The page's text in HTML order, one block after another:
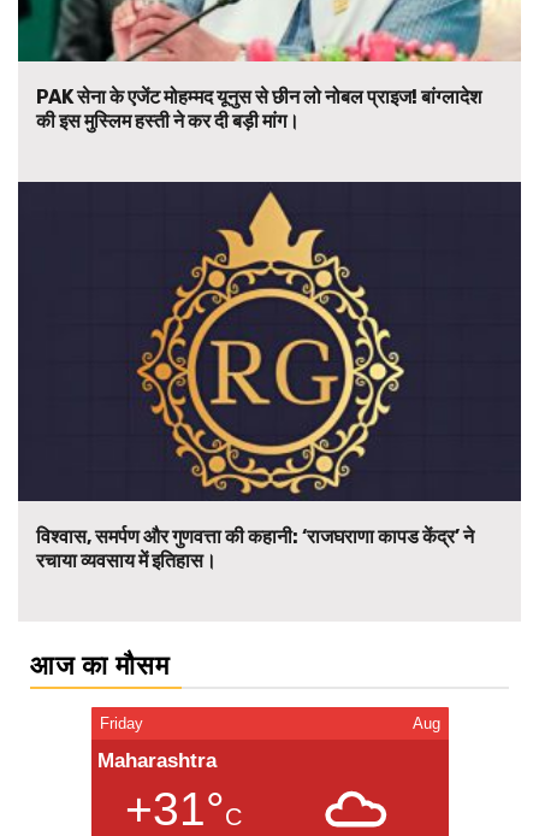
PAK सेना के एजेंट मोहम्मद यूनुस से छीन लो नोबल प्राइज! बांग्लादेश
की इस मुस्लिम हस्ती ने कर दी बड़ी मांग।
विश्वास, समर्पण और गुणवत्ता की कहानी: ‘राजघराणा कापड केंद्र’ ने
रचाया व्यवसाय में इतिहास।
आज का मौसम
Friday Aug
Maharashtra
+31°C